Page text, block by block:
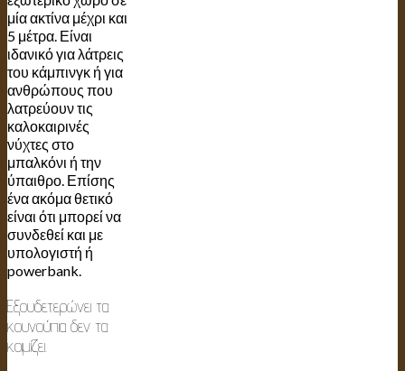
μία ακτίνα μέχρι και
5 μέτρα. Είναι
ιδανικό για λάτρεις
του κάμπινγκ ή για
ανθρώπους που
λατρεύουν τις
καλοκαιρινές
νύχτες στο
μπαλκόνι ή την
ύπαιθρο. Επίσης
ένα ακόμα θετικό
είναι ότι μπορεί να
συνδεθεί και με
υπολογιστή ή
powerbank.
Εξουδετερώνει τα
κουνούπια δεν τα
κοιμίζει.